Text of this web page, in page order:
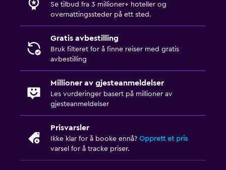
Se tilbud fra 3 millioner+ hoteller og
overnattingssteder på ett sted.
Gratis avbestilling
Bruk filteret for å finne reiser med gratis
avbestilling
Millioner av gjesteanmeldelser
Les vurderinger basert på millioner av
gjesteanmeldelser
Prisvarsler
Ikke klar for å booke ennå? Opprett et pris
varsel for å tracke priser.